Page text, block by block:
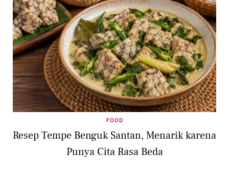
FOOD
Resep Tempe Benguk Santan, Menarik karena
Punya Cita Rasa Beda